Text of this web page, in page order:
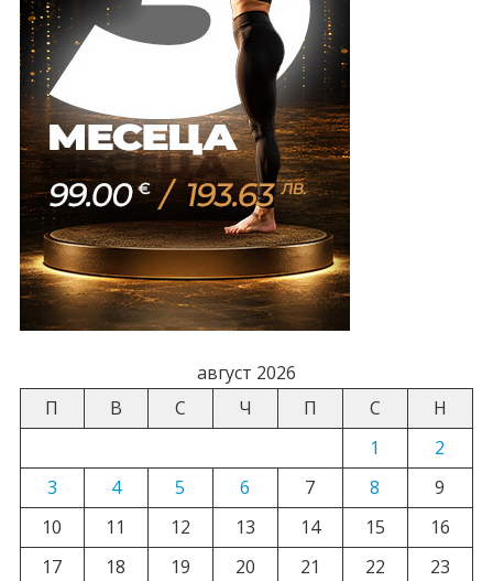
август 2026
П
В С Ч П С
Н
1
2
3
4 5 6 7 8
9
10
11 12 13 14 15
16
17
18 19 20 21 22
23